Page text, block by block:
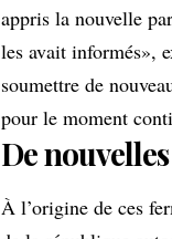
appris la nouvelle
les avait informés»,
soumettre de
pour le moment
De
À l’origine de ces